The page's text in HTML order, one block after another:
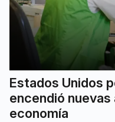
Estados Unidos
encendió
economía